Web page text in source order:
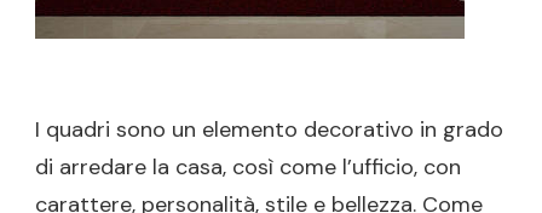
I quadri sono un elemento decorativo in grado
di arredare la casa, così come l’ufficio, con
carattere, personalità, stile e bellezza. Come